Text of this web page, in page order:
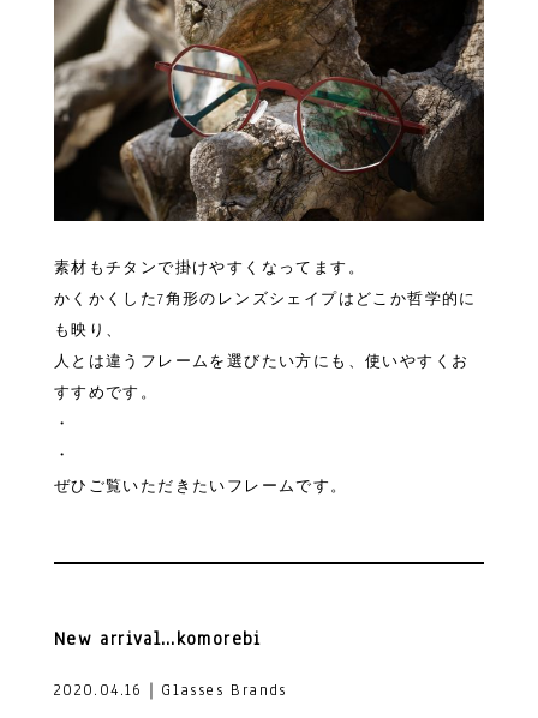
素材もチタンで掛けやすくなってます。
かくかくした7角形のレンズシェイプはどこか哲学的に
も映り、
人とは違うフレームを選びたい方にも、使いやすくお
すすめです。
・
・
ぜひご覧いただきたいフレームです。
New arrival…komorebi
2020.04.16｜Glasses Brands